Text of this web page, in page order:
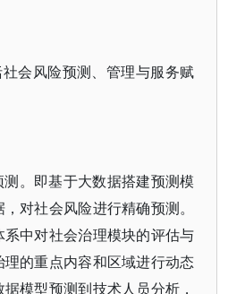
会风险预测、管理与服务赋
。即基于大数据搭建预测模
对社会风险进行精确预测。
中对社会治理模块的评估与
的重点内容和区域进行动态
模型预测到技术人员分析，